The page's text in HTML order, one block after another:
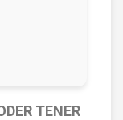
TENER